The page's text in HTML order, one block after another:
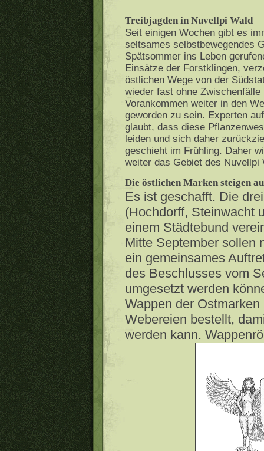
Treibjagden in Nuvellpi Wald
Seit einigen Wochen gibt es
seltsames selbstbewegendes
Spätsommer ins Leben
Einsätze der Forstklingen,
östlichen Wege von der
wieder fast ohne
Vorankommen weiter in den
geworden zu sein. Experten
glaubt, dass diese
leiden und sich daher
geschieht im Frühling. Daher
weiter das Gebiet des Nuvellpi
Die östlichen Marken steigen
Es ist geschafft. Die
(Hochdorff, Steinwacht
einem Städtebund
Mitte September sollen
ein gemeinsames
des Beschlusses vom
umgesetzt werden
Wappen der
Webereien bestellt,
werden kann.